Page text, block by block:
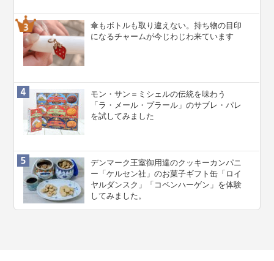
傘もボトルも取り違えない。持ち物の目印
になるチャームが今じわじわ来ています
モン・サン＝ミシェルの伝統を味わう
「ラ・メール・プラール」のサブレ・パレ
を試してみました
デンマーク王室御用達のクッキーカンパニ
ー「ケルセン社」のお菓子ギフト缶「ロイ
ヤルダンスク」「コペンハーゲン」を体験
してみました。